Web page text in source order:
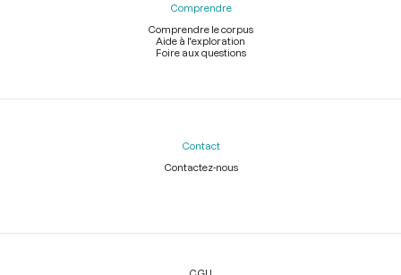
Comprendre
Comprendre le corpus
Aide à l'exploration
Foire aux questions
Contact
Contactez-nous
Légal